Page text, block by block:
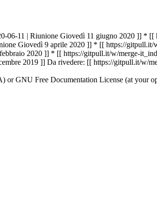
06-11 | Riunione Giovedì 11 giugno 2020 ]] * [[
Giovedì 9 aprile 2020 ]] * [[ https://
2020 ]] * [[ https://gitpull.it/w/merge-
2019 ]] Da rivedere: [[ https://gitpull.it/w/
GNU Free Documentation License (at your